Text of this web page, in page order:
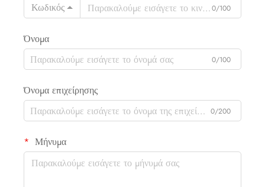
Κωδικός
0/100
Όνομα
0/100
Όνομα επιχείρησης
0/200
Μήνυμα